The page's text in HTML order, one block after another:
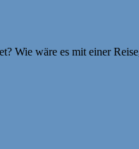
Wie wäre es mit einer